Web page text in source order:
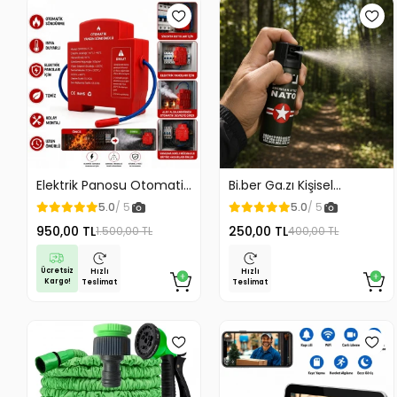
Elektrik Panosu Otomatik
Yangın Söndürücü Isıya
Duyarlı Sigorta Kutusu
Yangın Söndürme Cihazı
5.0/ 5
950,00 TL1.500,00 TL
Ücretsiz
Kargo!
Hızlı
Teslimat
Bi.ber Ga.zı Kişisel
Koruyucu Ekipman
Savunma İçin
5.0/ 5
250,00 TL400,00 TL
Hızlı
Teslimat